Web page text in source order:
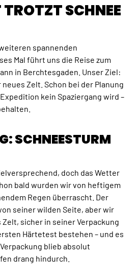
TROTZT SCHNEE
spannenden
Mal führt uns die Reise zum
in Berchtesgaden. Unser Ziel:
Zelt. Schon bei der Planung
kein Spaziergang wird –
SCHNEESTURM
doch das Wetter
bald wurden wir von heftigem
Regen überrascht. Der
seiner wilden Seite, aber wir
sicher in seiner Verpackung
Härtetest bestehen – und es
blieb absolut
drang hindurch.